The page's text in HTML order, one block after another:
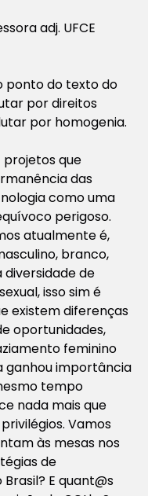
adj. UFCE
ponto do texto do
por direitos
por homogenia.
que
das
como uma
perigoso.
atualmente é,
branco,
diversidade de
isso sim é
existem diferenças
oportunidades,
feminino
ganhou importância
tempo
nada mais que
Vamos
às mesas nos
de
E quant@s